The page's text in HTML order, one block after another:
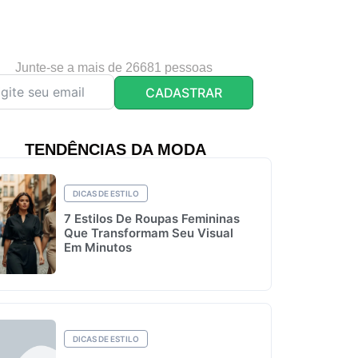
Junte-se a mais de 26681 pessoas
CADASTRAR
TENDÊNCIAS DA MODA
DICAS DE ESTILO
7 Estilos De Roupas Femininas
Que Transformam Seu Visual
Em Minutos
DICAS DE ESTILO